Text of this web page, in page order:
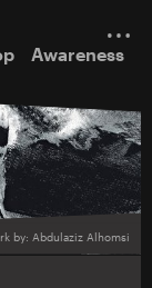
Awareness
by: Abdulaziz Alhomsi